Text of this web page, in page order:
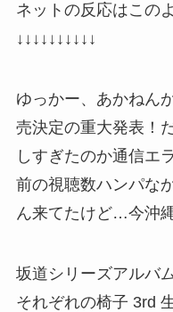
ネットの反応はこの
↓↓↓↓↓↓↓↓↓↓
ゆっかー、あかねん
売決定の重大発表！
しすぎたのか通信エ
前の視聴数ハンパな
ん来てたけど…今沖
坂道シリーズアルバ
それぞれの椅子 3rd